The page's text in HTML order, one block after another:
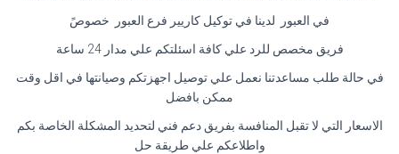
في العبور لدينا في توكيل كاريير فرع العبور خصوصً
فريق مخصص للرد علي كافة اسئلتكم علي مدار 24 ساعة
في حالة طلب مساعدتنا نعمل علي توصيل اجهزتكم وصيانتها في اقل وقت
ممكن بافضل
الاسعار التي لا تقبل المنافسة بفريق دعم فني لتحديد المشكلة الخاصة بكم
واطلاعكم علي طريقة حل